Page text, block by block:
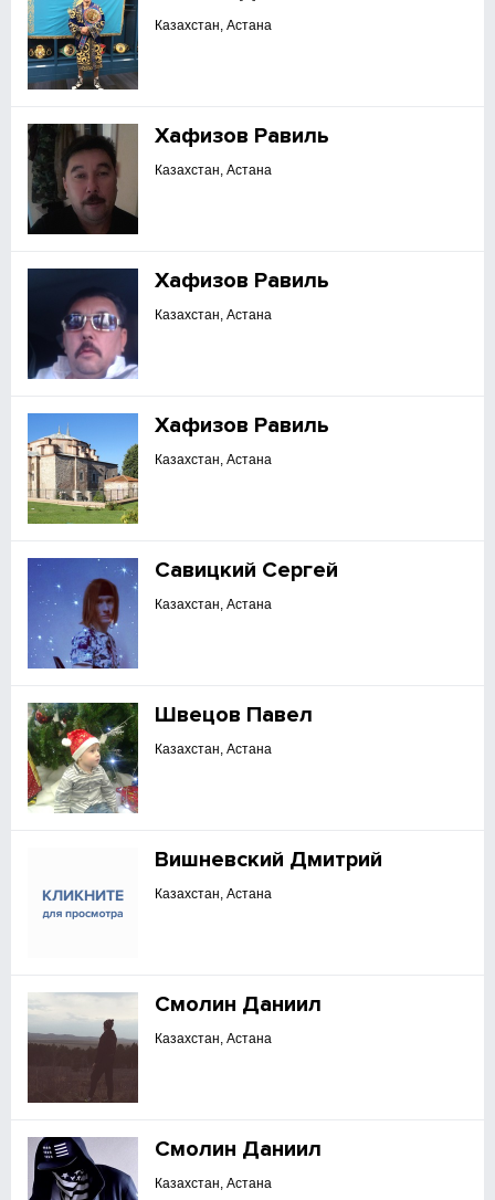
Казахстан, Астана
Хафизов Равиль
Казахстан, Астана
Хафизов Равиль
Казахстан, Астана
Хафизов Равиль
Казахстан, Астана
Савицкий Сергей
Казахстан, Астана
Швецов Павел
Казахстан, Астана
Вишневский Дмитрий
Казахстан, Астана
Смолин Даниил
Казахстан, Астана
Смолин Даниил
Казахстан, Астана